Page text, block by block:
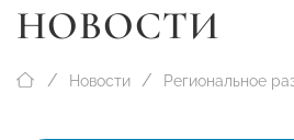
НОВОСТИ
Новости Региональное